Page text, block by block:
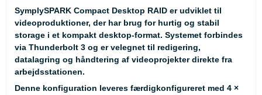
SymplySPARK Compact Desktop RAID er udviklet til
videoproduktioner, der har brug for hurtig og stabil
storage i et kompakt desktop-format. Systemet forbindes
via Thunderbolt 3 og er velegnet til redigering,
datalagring og håndtering af videoprojekter direkte fra
arbejdsstationen.
Denne konfiguration leveres færdigkonfigureret med 4 ×